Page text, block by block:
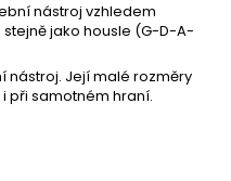
nástroj vzhledem
stejně jako housle (G-D-A-
nástroj. Její malé rozměry
při samotném hraní.